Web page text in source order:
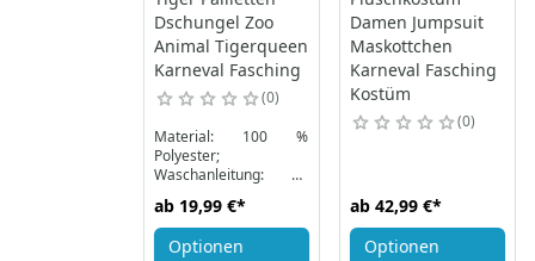
Dschungel Zoo
Animal Tigerqueen
Karneval Fasching
0
Material: 100 %
Polyester;
Waschanleitung: 30
Maschinenwäsche
ab 19,99 €*
Optionen
Damen Jumpsuit
Maskottchen
Karneval Fasching
Kostüm
0
ab 42,99 €*
Optionen